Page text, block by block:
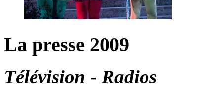
La presse 2009
Télévision - Radios